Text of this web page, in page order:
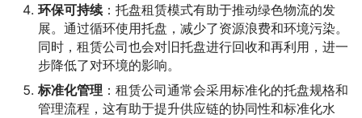
环保可持续：托盘租赁模式有助于推动绿色物流的发
展。通过循环使用托盘，减少了资源浪费和环境污染。
同时，租赁公司也会对旧托盘进行回收和再利用，进一
步降低了对环境的影响。
标准化管理 ：租赁公司通常会采用标准化的托盘规格和
管理流程，这有助于提升供应链的协同性和标准化水